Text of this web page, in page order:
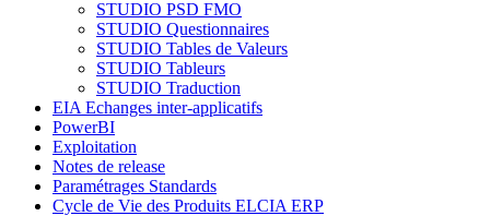
STUDIO PSD FMO
STUDIO Questionnaires
STUDIO Tables de Valeurs
STUDIO Tableurs
STUDIO Traduction
EIA Echanges inter-applicatifs
PowerBI
Exploitation
Notes de release
Paramétrages Standards
Cycle de Vie des Produits ELCIA ERP